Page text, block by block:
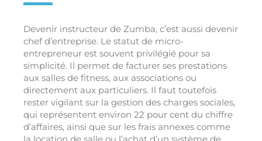
Devenir instructeur de Zumba, c’est aussi devenir
chef d’entreprise. Le statut de micro-
entrepreneur est souvent privilégié pour sa
simplicité. Il permet de facturer ses prestations
aux salles de fitness, aux associations ou
directement aux particuliers. Il faut toutefois
rester vigilant sur la gestion des charges sociales,
qui représentent environ 22 pour cent du chiffre
d’affaires, ainsi que sur les frais annexes comme